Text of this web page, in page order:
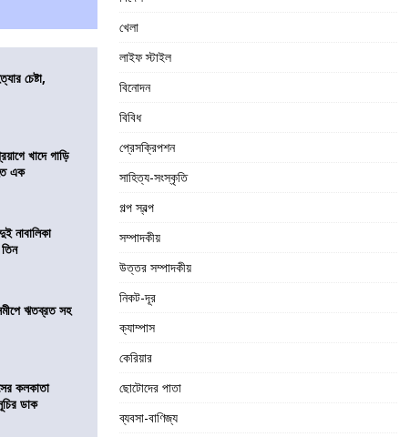
চেষ্টা,
খাদে গাড়ি
এক
নাবালিকা
ঋতব্রত সহ
কলকাতা
ডাক
খেলা
লাইফ স্টাইল
বিনোদন
বিবিধ
প্রেসক্রিপশন
সাহিত্য-সংস্কৃতি
গল্প স্বল্প
সম্পাদকীয়
উত্তর সম্পাদকীয়
নিকট-দূর
ক্যাম্পাস
কেরিয়ার
ছোটোদের পাতা
ব্যবসা-বাণিজ্য